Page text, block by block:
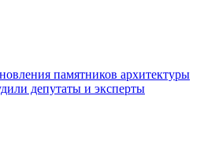
памятников архитектуры
депутаты и эксперты